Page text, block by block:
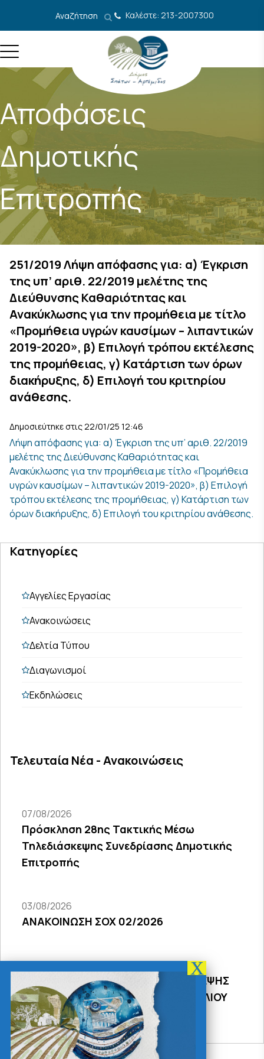
Αναζήτηση Καλέστε: 213-2007300
Αποφάσεις
Δημοτικής
Επιτροπής
251/2019 Λήψη απόφασης για: α) Έγκριση
της υπ’ αριθ. 22/2019 μελέτης της
Διεύθυνσης Καθαριότητας και
Ανακύκλωσης για την προμήθεια με τίτλο
«Προμήθεια υγρών καυσίμων – λιπαντικών
2019-2020», β) Επιλογή τρόπου εκτέλεσης
της προμήθειας, γ) Κατάρτιση των όρων
διακήρυξης, δ) Επιλογή του κριτηρίου
ανάθεσης.
Δημοσιεύτηκε στις 22/01/25 12:46
Λήψη απόφασης για: α) Έγκριση της υπ’ αριθ. 22/2019
μελέτης της Διεύθυνσης Καθαριότητας και
Ανακύκλωσης για την προμήθεια με τίτλο «Προμήθεια
υγρών καυσίμων – λιπαντικών 2019-2020», β) Επιλογή
τρόπου εκτέλεσης της προμήθειας, γ) Κατάρτιση των
όρων διακήρυξης, δ) Επιλογή του κριτηρίου ανάθεσης.
Κατηγορίες
Αγγελίες Εργασίας
Ανακοινώσεις
Δελτία Τύπου
Διαγωνισμοί
Εκδηλώσεις
Τελευταία Νέα - Ανακοινώσεις
07/08/2026
Πρόσκληση 28ης Τακτικής Μέσω
Τηλεδιάσκεψης Συνεδρίασης Δημοτικής
Επιτροπής
03/08/2026
ΑΝΑΚΟΙΝΩΣΗ ΣΟΧ 02/2026
31/07/2026
ΠΡΟΣΚΛΗΣΗ 18Σ ΜΕΣΩ ΤΗΛΕΔΙΑΣΚΕΨΗΣ
ΣΥΝΕΔΡΙΑΣΗΣ ΔΗΜΟΤΙΚΟΥ ΣΥΜΒΟΥΛΙΟΥ
2026